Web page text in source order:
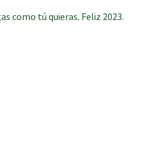
como tú quieras. Feliz 2023.